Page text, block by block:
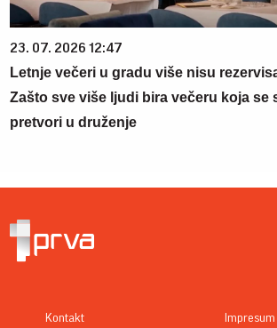
23. 07. 2026 12:47
Letnje večeri u gradu više nisu
Zašto sve više ljudi bira večeru koja se
pretvori u druženje
Kontakt